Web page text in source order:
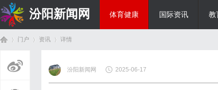
汾阳新闻网 体育健康 国际资讯 教
门户 资讯
›
详情
汾阳新闻网 2025-06-17